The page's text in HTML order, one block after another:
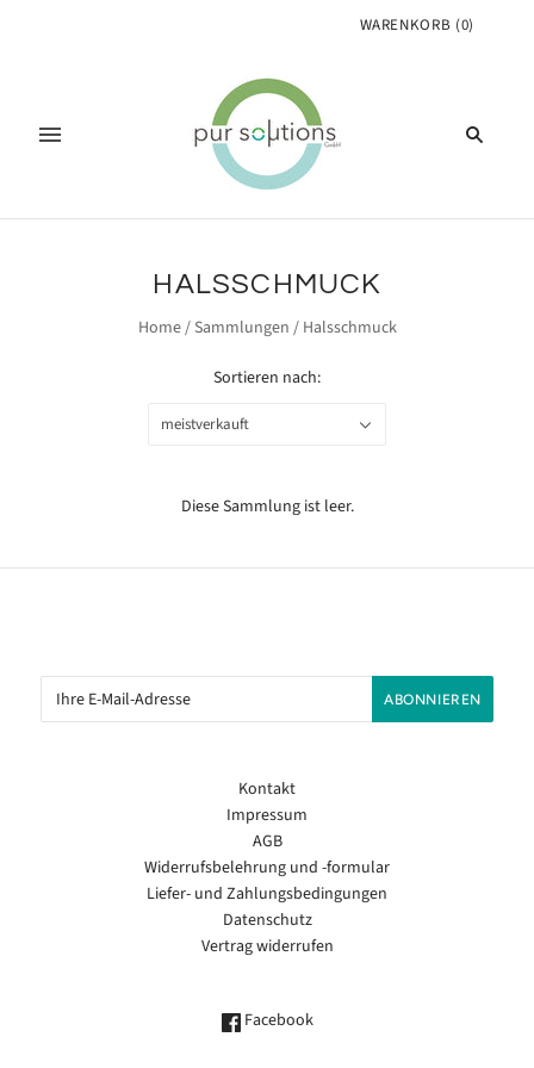
WARENKORB (0)
HALSSCHMUCK
Home/ Sammlungen / Halsschmuck
Sortieren nach:
meistverkauft
Diese Sammlung ist leer.
Kontakt
Impressum
AGB
Widerrufsbelehrung und -formular
Liefer- und Zahlungsbedingungen
Datenschutz
Vertrag widerrufen
Facebook